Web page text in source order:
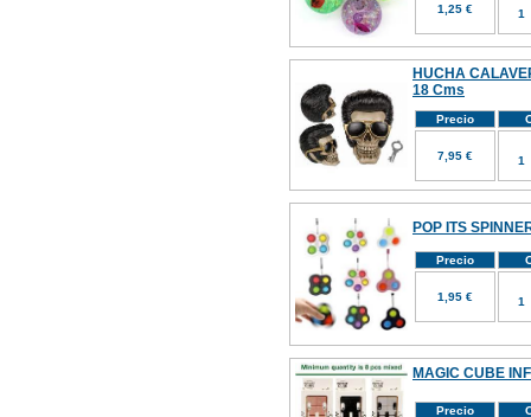
1,25 €
HUCHA
18 Cms
Precio
7,95 €
POP ITS
Precio
1,95 €
MAGIC CUBE
Precio